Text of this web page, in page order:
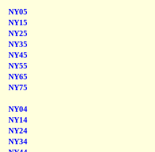
NY05
NY15
NY25
NY35
NY45
NY55
NY65
NY75
NY04
NY14
NY24
NY34